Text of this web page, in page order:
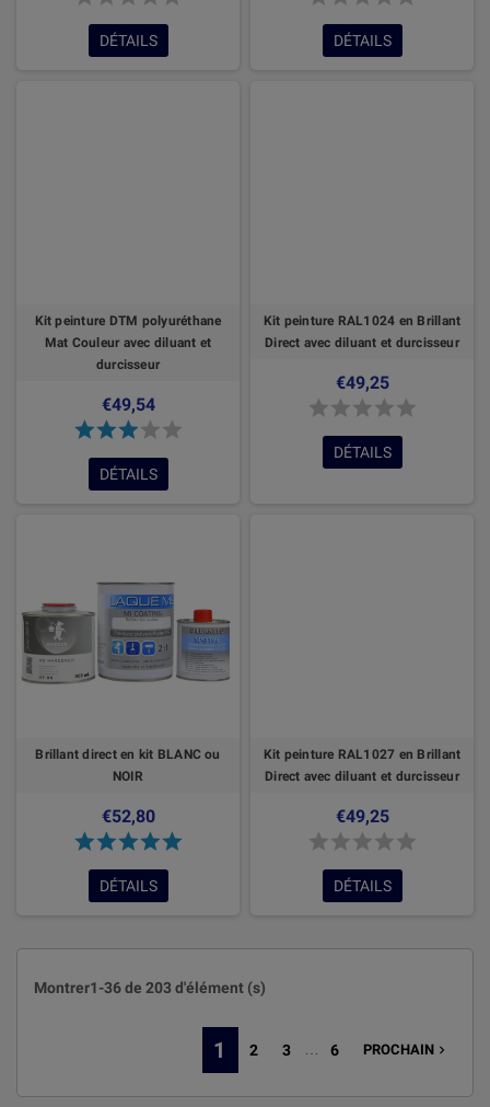
DÉTAILS DÉTAILS
Kit peinture DTM polyuréthane
Mat Couleur avec diluant et
durcisseur
€49,54
DÉTAILS
Kit peinture RAL1024 en Brillant
Direct avec diluant et durcisseur
€49,25
DÉTAILS
Brillant direct en kit BLANC ou
NOIR
€52,80
DÉTAILS
Kit peinture RAL1027 en Brillant
Direct avec diluant et durcisseur
€49,25
DÉTAILS
Montrer1-36 de 203 d'élément (s)
1 2 3 6 PROCHAIN 